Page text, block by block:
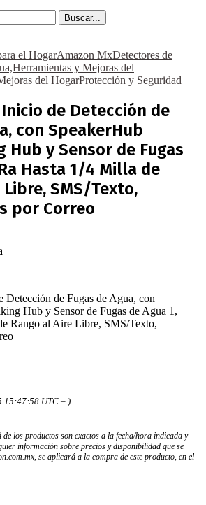
Buscar...
el HogarAmazon MxDetectores de
y Mejoras del
del HogarProtección y Seguridad
de Detección de
con SpeakerHub
y Sensor de Fugas
Hasta 1/4 Milla de
SMS/Texto,
por Correo
de Fugas de Agua, con
Hub y Sensor de Fugas de Agua 1,
Rango al Aire Libre, SMS/Texto,
15:47:58 UTC – )
los productos son exactos a la fecha/hora indicada y
información sobre precios y disponibilidad que se
se aplicará a la compra de este producto, en el